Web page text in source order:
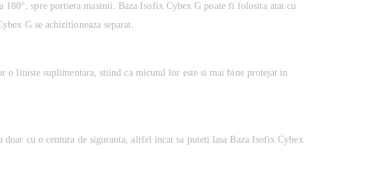
180°, spre portiera masinii. Baza Isofix Cybex G poate fi folosita atat cu
G se achizitioneaza separat.
liniste suplimentara, stiind ca micutul lor este si mai bine protejat in
cu o centura de siguranta, altfel incat sa puteti lasa Baza Isofix Cybex